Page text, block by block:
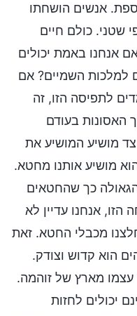
אנשים הושחתו
שטני. כולם חיים
אנחנו באמת יכולים
למלכות השמיים? אם
לתפיסה הזו, זה
האסונות בעודם
מושיע המושיע את
מושיע אותנו מחטא.
כך שהחטאים
אנחנו עדיין לא
מכבלי החטא. זאת
הוא קדוש וצודק.
עצמו מארץ של זוהמה.
יכולים לחזות